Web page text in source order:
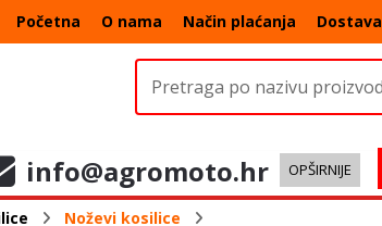
Početna O nama Način plaćanja Dostava
info@agromoto.hr OPŠIRNIJE
Noževi kosilice